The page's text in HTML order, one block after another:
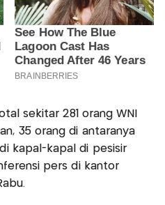
sekitar 281 orang WNI
35 orang di antaranya
kapal-kapal di pesisir
pers di kantor